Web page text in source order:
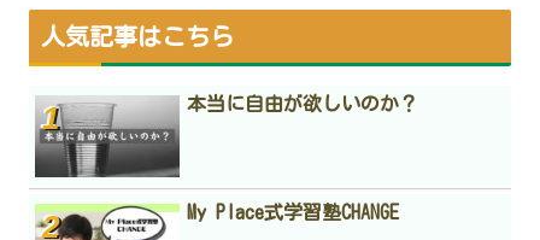
人気記事はこちら
本当に自由が欲しいのか？
My Place式学習塾CHANGE